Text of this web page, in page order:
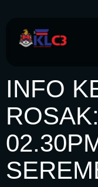
INFO